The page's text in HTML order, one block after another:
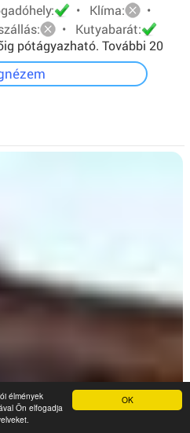
OK
élmények
Ön elfogadja
• Klíma:
•
• Kutyabarát:
pótágyazható. További 20